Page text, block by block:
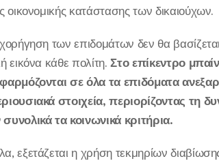
οικονομικής κατάστασης των δικαιούχων.
των επιδομάτων δεν θα
εικόνα κάθε πολίτη.Στο επίκεντρο
σε όλα τα επιδόματα
στοιχεία, περιορίζοντας
τα κοινωνικά κριτήρια.
εξετάζεται η χρήση τεκμηρίων